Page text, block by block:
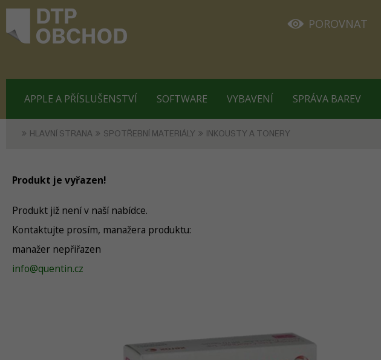
POROVNAT
APPLE A PŘÍSLUŠENSTVÍ SOFTWARE VYBAVENÍ SPRÁVA BAREV
HLAVNÍ STRANA SPOTŘEBNÍ MATERIÁLY INKOUSTY A TONERY
Produkt je vyřazen!
Produkt již není v naší nabídce.
Kontaktujte prosím, manažera produktu:
manažer nepřiřazen
info@quentin.cz